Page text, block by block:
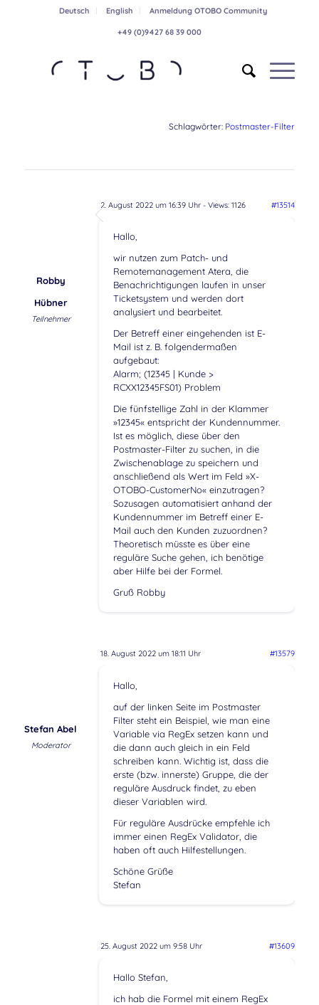
Deutsch English Anmeldung OTOBO Community
+49 (0)9427 68 39 000
Schlagwörter: Postmaster-Filter
2. August 2022 um 16:39 Uhr- Views: 1126 #13514
Robby
Hübner
Teilnehmer
Hallo,
wir nutzen zum Patch- und
Remotemanagement Atera, die
Benachrichtigungen laufen in unser
Ticketsystem und werden dort
analysiert und bearbeitet.
Der Betreff einer eingehenden ist E-
Mail ist z. B. folgendermaßen
aufgebaut:
Alarm; (12345 | Kunde >
RCXX12345FS01) Problem
Die fünfstellige Zahl in der Klammer
»12345« entspricht der Kundennummer.
Ist es möglich, diese über den
Postmaster-Filter zu suchen, in die
Zwischenablage zu speichern und
anschließend als Wert im Feld »X-
OTOBO-CustomerNo« einzutragen?
Sozusagen automatisiert anhand der
Kundennummer im Betreff einer E-
Mail auch den Kunden zuzuordnen?
Theoretisch müsste es über eine
reguläre Suche gehen, ich benötige
aber Hilfe bei der Formel.
Gruß Robby
18. August 2022 um 18:11 Uhr #13579
Stefan Abel
Moderator
Hallo,
auf der linken Seite im Postmaster
Filter steht ein Beispiel, wie man eine
Variable via RegEx setzen kann und
die dann auch gleich in ein Feld
schreiben kann. Wichtig ist, dass die
erste (bzw. innerste) Gruppe, die der
reguläre Ausdruck findet, zu eben
dieser Variablen wird.
Für reguläre Ausdrücke empfehle ich
immer einen RegEx Validator, die
haben oft auch Hilfestellungen.
Schöne Grüße
Stefan
25. August 2022 um 9:58 Uhr #13609
Hallo Stefan,
ich hab die Formel mit einem RegEx